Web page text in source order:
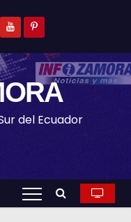
del Ecuador